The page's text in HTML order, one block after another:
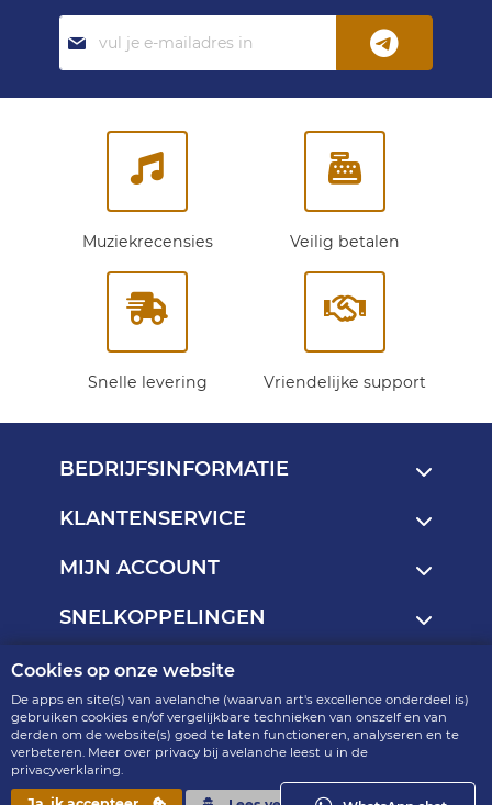
Cookies op onze website
De apps en site(s) van avelanche (waarvan art's excellence onderdeel is)
gebruiken cookies en/of vergelijkbare technieken van onszelf en van
derden om de website(s) goed te laten functioneren, analyseren en te
verbeteren. Meer over privacy bij avelanche leest u in de
privacyverklaring.
Abonneer
je
op
Muziekrecensies Veilig betalen
Snelle levering Vriendelijke support
BEDRIJFSINFORMATIE
KLANTENSERVICE
MIJN ACCOUNT
SNELKOPPELINGEN
art's excellence - onderdeel van avelanche
R2.4.6-p9-15.19